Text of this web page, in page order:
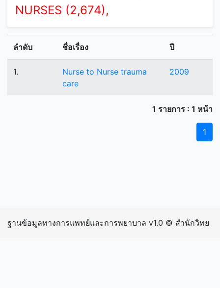
NURSES (2,674),
ลำดับ ชื่อเรื่อง ปี
1.
Nurse to Nurse trauma
care
2009
1 รายการ : 1 หน้า
1
ฐานข้อมูลทางการแพทย์และการพยาบาล v1.0 © สำนักวิทย